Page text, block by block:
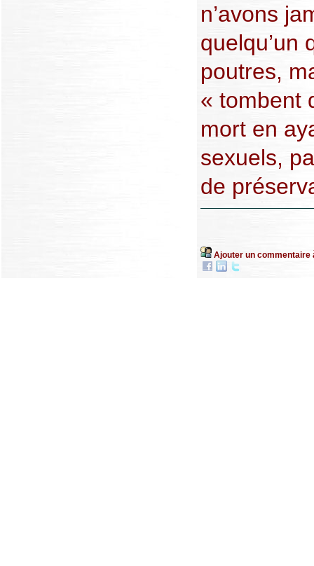
n’avons
quelqu’un
poutres,
« tombent
mort en
sexuels,
de
Ajouter un commentaire